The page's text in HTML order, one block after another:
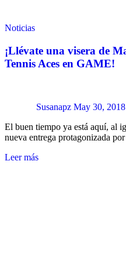
Noticias
¡Llévate una visera de
Tennis Aces en GAME!
Susanapz May 30, 2018
El buen tiempo ya está aquí, al
nueva entrega protagonizada
Leer más